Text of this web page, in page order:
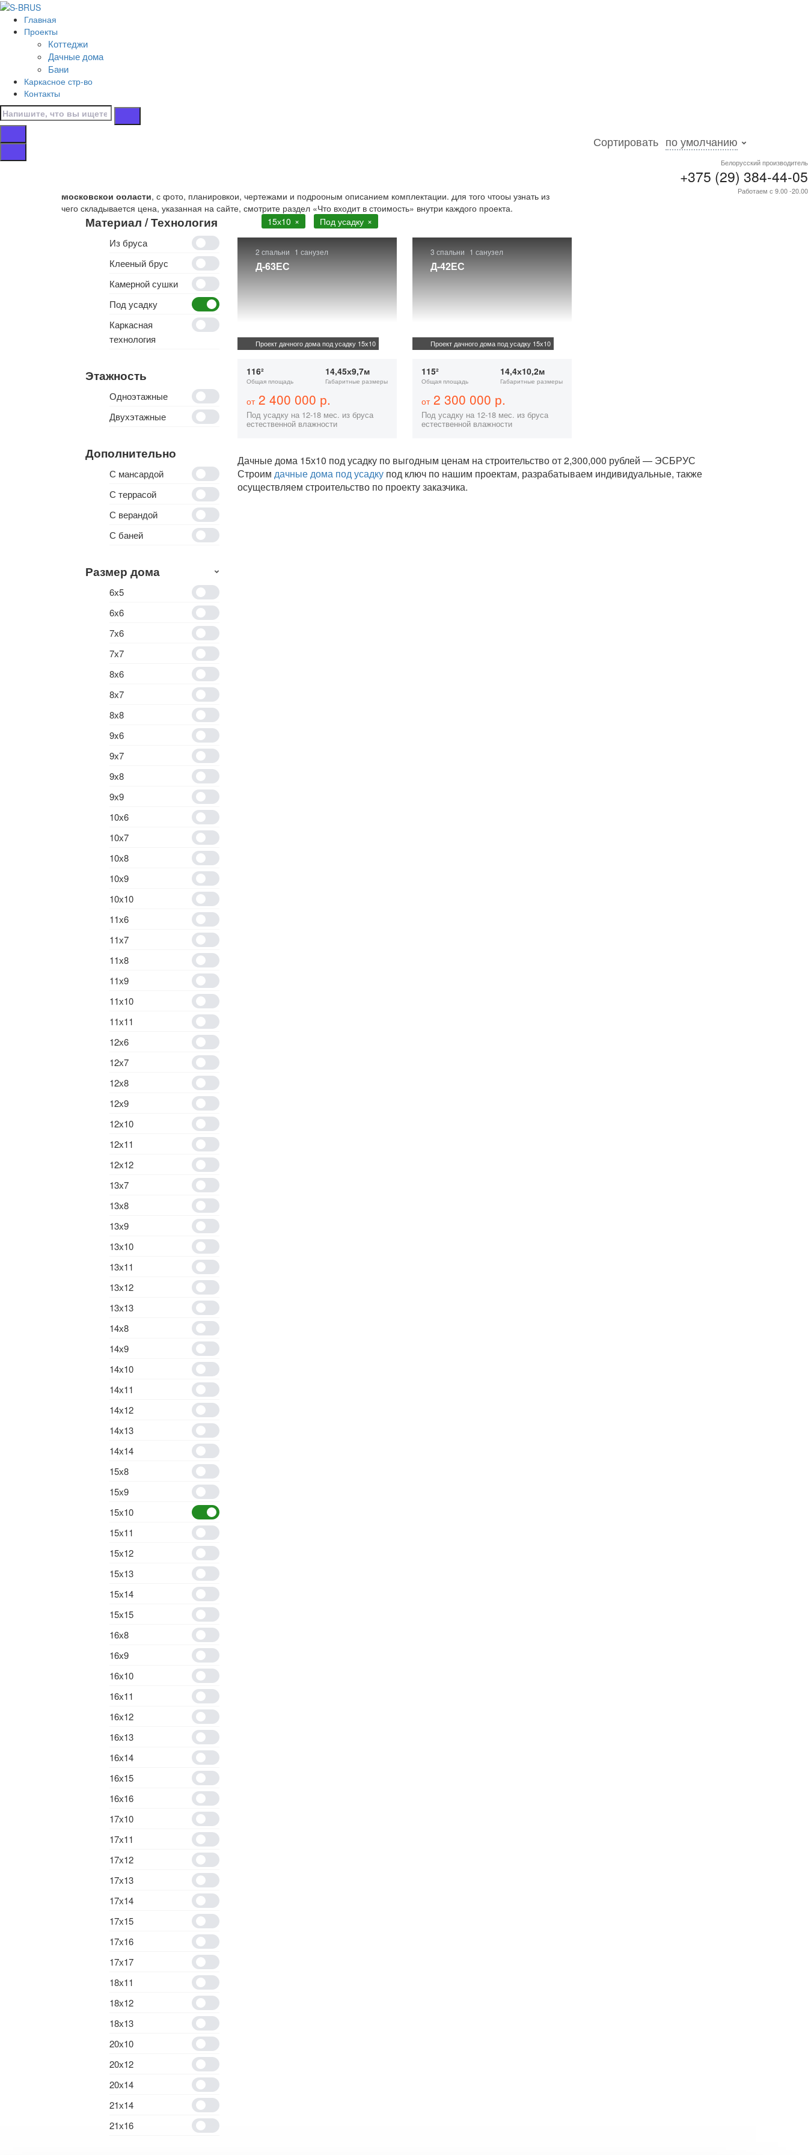
Перейти к контенту
Главная
Проекты
Коттеджи
Дачные дома
Бани
Каркасное стр-во
Контакты
Белорусский производитель
+375 (29) 384-44-05
Работаем с 9.00 -20.00
Дачные дома
/
Под усадку
/
Сортировать по умолчанию
Московской области, с фото, планировкой, чертежами и подробным описанием комплектации. Для того чтобы узнать из
чего складывается цена, указанная на сайте, смотрите раздел «Что входит в стоимость» внутри каждого проекта.
Материал / Технология
Из бруса
Клееный брус
Камерной сушки
Под усадку
Каркасная
технология
Этажность
Одноэтажные
Двухэтажные
Дополнительно
С мансардой
С террасой
С верандой
С баней
Размер дома
6х5
6х6
7х6
7х7
8х6
8х7
8х8
9x6
9х7
9х8
9х9
10х6
10х7
10х8
10х9
10х10
11х6
11х7
11х8
11х9
11х10
11х11
12х6
12х7
12х8
12х9
12х10
12х11
12х12
13х7
13х8
13х9
13х10
13х11
13х12
13х13
14х8
14х9
14х10
14х11
14х12
14х13
14х14
15х8
15х9
15х10
15х11
15х12
15х13
15х14
15х15
16х8
16х9
16х10
16х11
16х12
16х13
16х14
16х15
16х16
17х10
17х11
17х12
17х13
17х14
17х15
17х16
17х17
18х11
18х12
18х13
20х10
20х12
20х14
21х14
21х16
15х10 Под усадку
2 спальни 1 санузел
Д-63ЕС
Проект дачного дома под усадку 15х10
116²
Общая площадь
14,45х9,7м
Габаритные размеры
от2 400 000 р.
Под усадку на 12-18 мес. из бруса
естественной влажности
3 спальни 1 санузел
Д-42ЕС
Проект дачного дома под усадку 15х10
115²
Общая площадь
14,4х10,2м
Габаритные размеры
от2 300 000 р.
Под усадку на 12-18 мес. из бруса
естественной влажности
Дачные дома 15х10 под усадку по выгодным ценам на строительство от 2,300,000 рублей — ЭСБРУС
Строим дачные дома под усадкупод ключ по нашим проектам, разрабатываем индивидуальные, также
осуществляем строительство по проекту заказчика.